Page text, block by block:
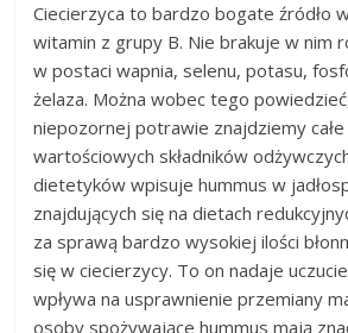
Ciecierzyca to bardzo bogate źródło
witamin z grupy B. Nie brakuje w nim
w postaci wapnia, selenu, potasu,
żelaza. Można wobec tego
niepozornej potrawie znajdziemy
wartościowych składników
dietetyków wpisuje hummus w
znajdujących się na dietach
za sprawą bardzo wysokiej ilości
się w ciecierzycy. To on nadaje
wpływa na usprawnienie przemiany
osoby spożywające hummus mają